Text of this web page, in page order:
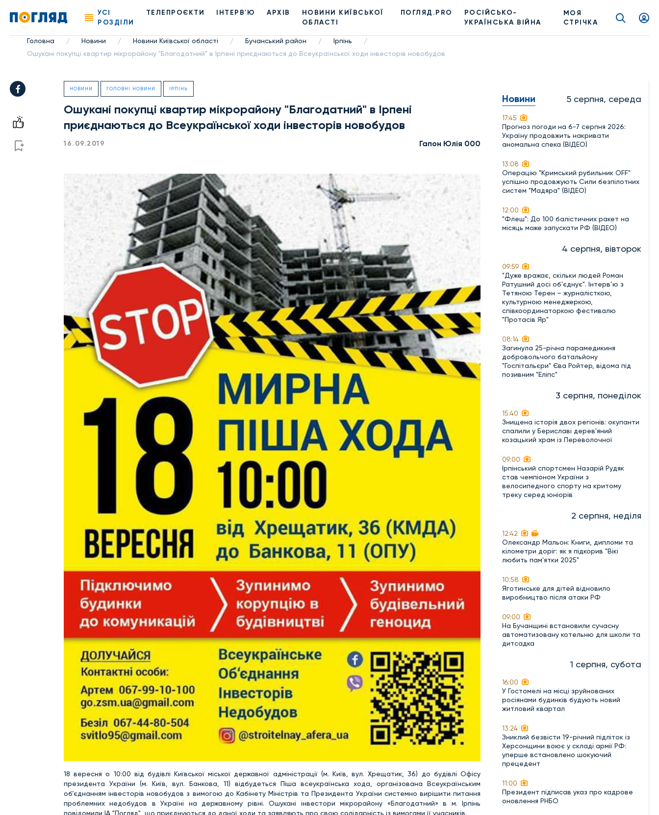
УСІ
РОЗДІЛИ
ТЕЛЕПРОЄКТИ ІНТЕРВ'Ю АРХІВ
НОВИНИ КИЇВСЬКОЇ
ОБЛАСТІ
ПОГЛЯД.PRO
РОСІЙСЬКО-
УКРАЇНСЬКА ВІЙНА
МОЯ
СТРІЧКА
Головна / Новини / Новини Київської області / Бучанський район / Ірпінь
/
Ошукані покупці квартир мікрорайону "Благодатний" в Ірпені приєднаються до Всеукраїнської ходи інвесторів новобудов
НОВИНИ ГОЛОВНІ НОВИНИ ІРПІНЬ
Ошукані покупці квартир мікрорайону "Благодатний" в Ірпені
приєднаються до Всеукраїнської ходи інвесторів новобудов
16.09.2019 Гапон Юлія 000
18 вересня о 10:00 від будівлі Київської міської державної адміністрації (м. Київ, вул. Хрещатик, 36) до будівлі Офісу
президента України (м. Київ, вул. Банкова, 11) відбудеться Піша всеукраїнська хода, організована Всеукраїнським
об’єднанням інвесторів новобудов з вимогою до Кабінету Міністрів та Президента України системно вирішити питання
проблемних недобудов в Україні на державному рівні. Ошукані інвестори мікрорайону «Благодатний» в м. Ірпінь
повідомили ІА "Погляд", що приєднуються до даної ходи та заявляють про свою солідарність із вимогами її учасників.
Новини 5 серпня, середа
17:45
Прогноз погоди на 6-7 серпня 2026:
Україну продовжить накривати
аномальна спека (ВІДЕО)
13:08
Операцію "Кримський рубильник OFF"
успішно продовжують Сили безпілотних
систем "Мадяра" (ВІДЕО)
12:00
"Флеш": До 100 балістичних ракет на
місяць може запускати РФ (ВІДЕО)
4 серпня, вівторок
09:59
"Дуже вражає, скільки людей Роман
Ратушний досі об'єднує". Інтерв’ю з
Тетяною Терен – журналісткою,
культурною менеджеркою,
співкоординаторкою фестивалю
"Протасів Яр"
08:14
Загинула 25-річна парамедикиня
добровольчого батальйону
"Госпітальєри" Єва Ройтер, відома під
позивним "Еліпс"
3 серпня, понеділок
15:40
Знищена історія двох регіонів: окупанти
спалили у Бериславі дерев'яний
козацький храм із Переволочної
09:00
Ірпінський спортсмен Назарій Рудяк
став чемпіоном України з
велосипедного спорту на критому
треку серед юніорів
2 серпня, неділя
12:42
Олександр Мальон: Книги, дипломи та
кілометри доріг: як я підкорив "Вікі
любить пам'ятки 2025"
10:58
Яготинське для дітей відновило
виробництво після атаки РФ
09:00
На Бучанщині встановили сучасну
автоматизовану котельню для школи та
дитсадка
1 серпня, субота
16:00
У Гостомелі на місці зруйнованих
росіянами будинків будують новий
житловий квартал
13:24
Зниклий безвісти 19-річний підліток із
Херсонщини воює у складі армії РФ:
уперше встановлено шокуючий
прецедент
11:00
Президент підписав указ про кадрове
оновлення РНБО